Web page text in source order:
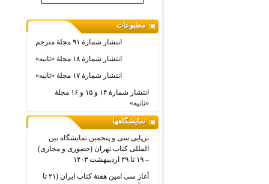
مطبوعات
انتشار شمارۀ ۹۱ مجلۀ مترجم
انتشار شمارۀ ۱۸ مجلۀ «ثانیه»
انتشار شمارۀ ۱۷ مجلۀ «ثانیه»
انتشار شمارۀ ۱۴ و ۱۵ و ۱۶ مجلۀ
«ثانیه»
نمایشگاهها
برپایی سی و پنجمین نمایشگاه بین
المللی کتاب تهران (حضوری و مجازی)
– ۱۹ تا ۲۹ اردیبهشت ۱۴۰۳
آغاز سی امین هفتۀ کتاب ایران (۲۱ تا